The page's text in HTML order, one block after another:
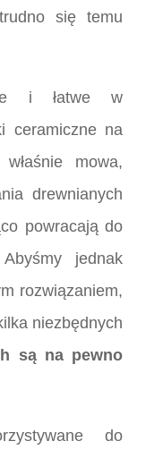
się temu
i łatwe w
ceramiczne na
mowa,
drewnianych
powracają do
jednak
rozwiązaniem,
niezbędnych
są na pewno
do